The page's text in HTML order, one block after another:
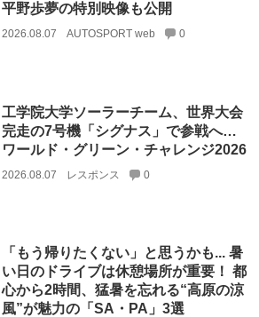
平野歩夢の特別映像も公開
2026.08.07 AUTOSPORT web 0
工学院大学ソーラーチーム、世界大会
完走の7号機「シグナス」で参戦へ…
ワールド・グリーン・チャレンジ2026
2026.08.07 レスポンス 0
「もう帰りたくない」と思うかも... 暑
い日のドライブは休憩場所が重要！ 都
心から2時間、猛暑を忘れる“高原の涼
風”が魅力の「SA・PA」3選